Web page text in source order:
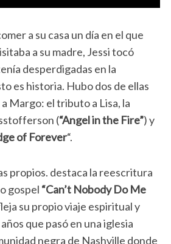
a su casa un día en el que
a su madre, Jessi tocó
desperdigadas en la
es historia. Hubo dos de ellas
Margo: el tributo a Lisa, la
(“Angel in the Fire”) y
of Forever“.
propios. destaca la reescritura
gospel “Can’t Nobody Do Me
su propio viaje espiritual y
que pasó en una iglesia
negra de Nashville donde